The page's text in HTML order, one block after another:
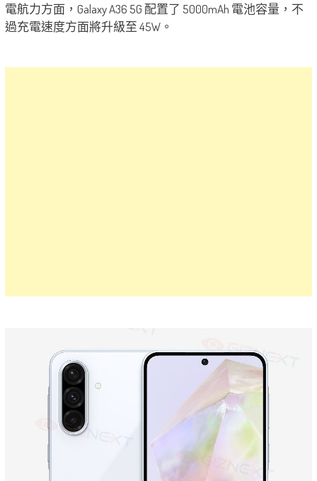
電航力方面，Galaxy A36 5G 配置了 5000mAh 電池容量，不
過充電速度方面將升級至 45W。